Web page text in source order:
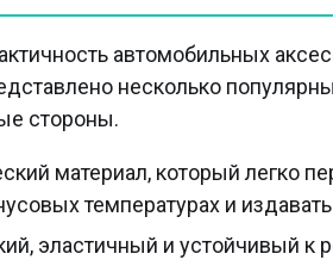
автомобильных
несколько
стороны.
материал, который легко
температурах и
эластичный и устойчивый